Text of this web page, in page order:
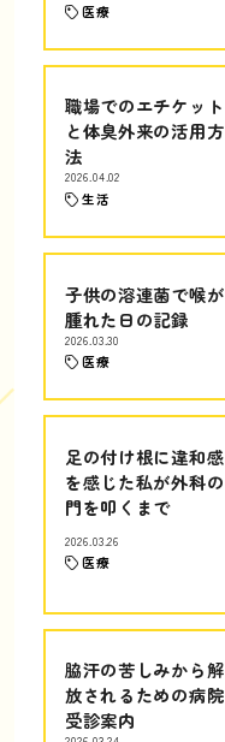
医療
職場でのエチケット
と体臭外来の活用方
法
2026.04.02
生活
子供の溶連菌で喉が
腫れた日の記録
2026.03.30
医療
足の付け根に違和感
を感じた私が外科の
門を叩くまで
2026.03.26
医療
脇汗の苦しみから解
放されるための病院
受診案内